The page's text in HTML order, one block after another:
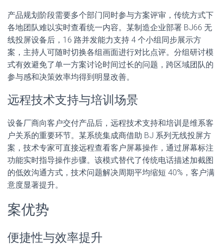
产品规划阶段需要多个部门同时参与方案评审，传统方式下
各地团队难以实时查看统一内容。某制造企业部署 BJ66 无
线投屏设备后，16 路并发能力支持 4 个小组同步展示方
案，主持人可随时切换各组画面进行对比点评。分组研讨模
式有效避免了单一方案讨论时间过长的问题，跨区域团队的
参与感和决策效率均得到明显改善。
远程技术支持与培训场景
设备厂商向客户交付产品后，远程技术支持和培训是维系客
户关系的重要环节。某系统集成商借助 BJ 系列无线投屏方
案，技术专家可直接远程查看客户屏幕操作，通过屏幕标注
功能实时指导操作步骤。该模式替代了传统电话描述加截图
的低效沟通方式，技术问题解决周期平均缩短 40%，客户满
意度显著提升。
案优势
便捷性与效率提升